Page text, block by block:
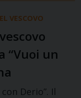
VESCOVO
“Vuoi un
Derio”. Il